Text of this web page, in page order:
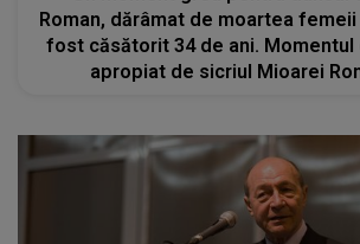
Roman, dărâmat de moartea femeii
fost căsătorit 34 de ani. Momentul
apropiat de sicriul Mioarei